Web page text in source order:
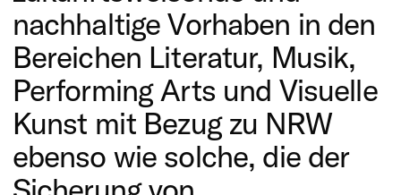
nachhaltige Vorhaben in den
Bereichen Literatur, Musik,
Performing Arts und Visuelle
Kunst mit Bezug zu NRW
ebenso wie solche, die der